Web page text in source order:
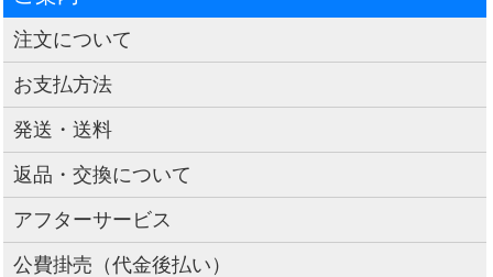
注文について
お支払方法
発送・送料
返品・交換について
アフターサービス
公費掛売（代金後払い）